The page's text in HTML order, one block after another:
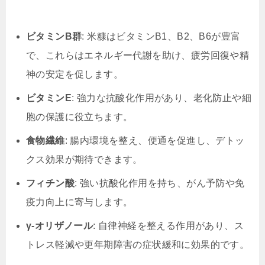
ビタミンB群: 米糠はビタミンB1、B2、B6が豊富
で、これらはエネルギー代謝を助け、疲労回復や精
神の安定を促します。
ビタミンE: 強力な抗酸化作用があり、老化防止や細
胞の保護に役立ちます。
食物繊維: 腸内環境を整え、便通を促進し、デトッ
クス効果が期待できます。
フィチン酸: 強い抗酸化作用を持ち、がん予防や免
疫力向上に寄与します。
γ-オリザノール: 自律神経を整える作用があり、ス
トレス軽減や更年期障害の症状緩和に効果的です。